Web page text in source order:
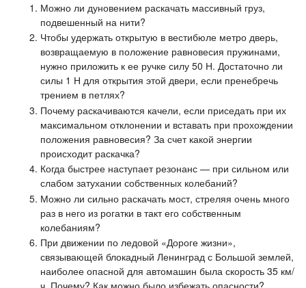
Можно ли дуновением раскачать массивный груз,
подвешенный на нити?
Чтобы удержать открытую в вестибюле метро дверь,
возвращаемую в положение равновесия пружинами,
нужно приложить к ее ручке силу 50 Н. Достаточно ли
силы 1 Н для открытия этой двери, если пренебречь
трением в петлях?
Почему раскачиваются качели, если приседать при их
максимальном отклонении и вставать при прохождении
положения равновесия? За счет какой энергии
происходит раскачка?
Когда быстрее наступает резонанс — при сильном или
слабом затухании собственных колебаний?
Можно ли сильно раскачать мост, стреляя очень много
раз в него из рогатки в такт его собственным
колебаниям?
При движении по ледовой «Дороге жизни»,
связывающей блокадный Ленинград с Большой землей,
наиболее опасной для автомашин была скорость 35 км/
ч. Почему? Как можно было избежать опасности?